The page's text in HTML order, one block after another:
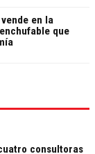
en la
que
consultoras